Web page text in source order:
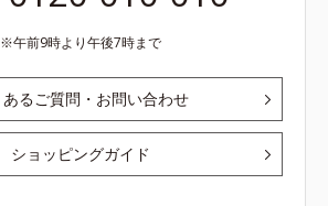
午前9時より午後7時まで
あるご質問・お問い合わせ
ショッピングガイド